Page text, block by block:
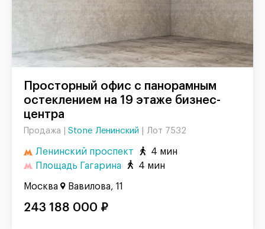
Просторный офис с панорамным
остеклением на 19 этаже бизнес-
центра
Продажа | Stone Ленинский Лот 7532
Ленинский проспект
4 мин
Площадь Гагарина
4 мин
Москва Вавилова, 11
243 188 000 ₽